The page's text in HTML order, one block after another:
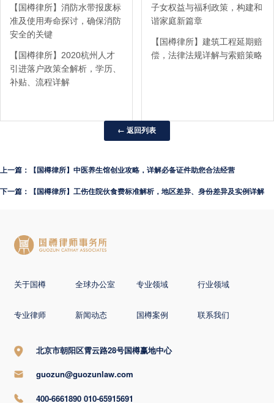
【国樽律所】消防水带报废标
准及使用寿命探讨，确保消防
安全的关键
【国樽律所】2020杭州人才
引进落户政策全解析，学历、
补贴、流程详解
子女权益与福利政策，构建和
谐家庭新篇章
【国樽律所】建筑工程延期赔
偿，法律法规详解与索赔策略
← 返回列表
上一篇：【国樽律所】中医养生馆创业攻略，详解必备证件助您合法经营
下一篇：【国樽律所】工伤住院伙食费标准解析，地区差异、身份差异及实例详解
关于国樽 全球办公室 专业领域 行业领域
专业律师 新闻动态 国樽案例 联系我们
北京市朝阳区霄云路28号国樽赢地中心
guozun@guozunlaw.com
400-6661890 010-65915691